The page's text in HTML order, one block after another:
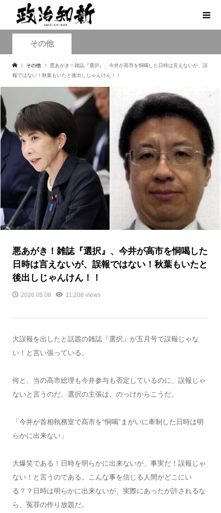
その他
その他
悪あがき！雑誌『選択』、今井が高市を恫喝した日時は言えないが、誤
報ではない！秋葉もいたと後出しじゃんけん！！
悪あがき！雑誌『選択』、今井が高市を恫喝した
日時は言えないが、誤報ではない！秋葉もいたと
後出しじゃんけん！！
2026.05.08 11,208 views
大誤報を出したと話題の雑誌『選択』が五月号で誤報じゃな
い！と言い張っている。
何と、当の高市総理も今井参与も否定しているのに、誤報じゃ
ないと言うのだ。選択の主張は、のっけからこうだ。
「今井が首相執務室で高市を“恫喝”まがいに牽制した日時は明
らかに出来ない」
大爆笑である！日時を明らかに出来ないが、事実だ！誤報じゃ
ない！と言うのである。こんな事を信じる人間がどこにい
る？？日時は明らかに出来ないが、実際にあったが許されるな
ら、冤罪の作り放題だ。